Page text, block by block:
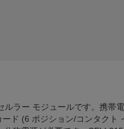
ラー モジュールです。携帯
ド (6 ポジション/コンタクト